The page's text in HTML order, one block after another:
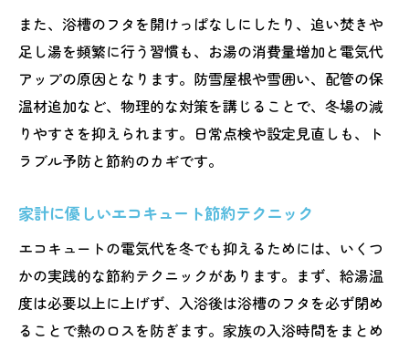
また、浴槽のフタを開けっぱなしにしたり、追い焚きや
足し湯を頻繁に行う習慣も、お湯の消費量増加と電気代
アップの原因となります。防雪屋根や雪囲い、配管の保
温材追加など、物理的な対策を講じることで、冬場の減
りやすさを抑えられます。日常点検や設定見直しも、ト
ラブル予防と節約のカギです。
家計に優しいエコキュート節約テクニック
エコキュートの電気代を冬でも抑えるためには、いくつ
かの実践的な節約テクニックがあります。まず、給湯温
度は必要以上に上げず、入浴後は浴槽のフタを必ず閉め
ることで熱のロスを防ぎます。家族の入浴時間をまとめ